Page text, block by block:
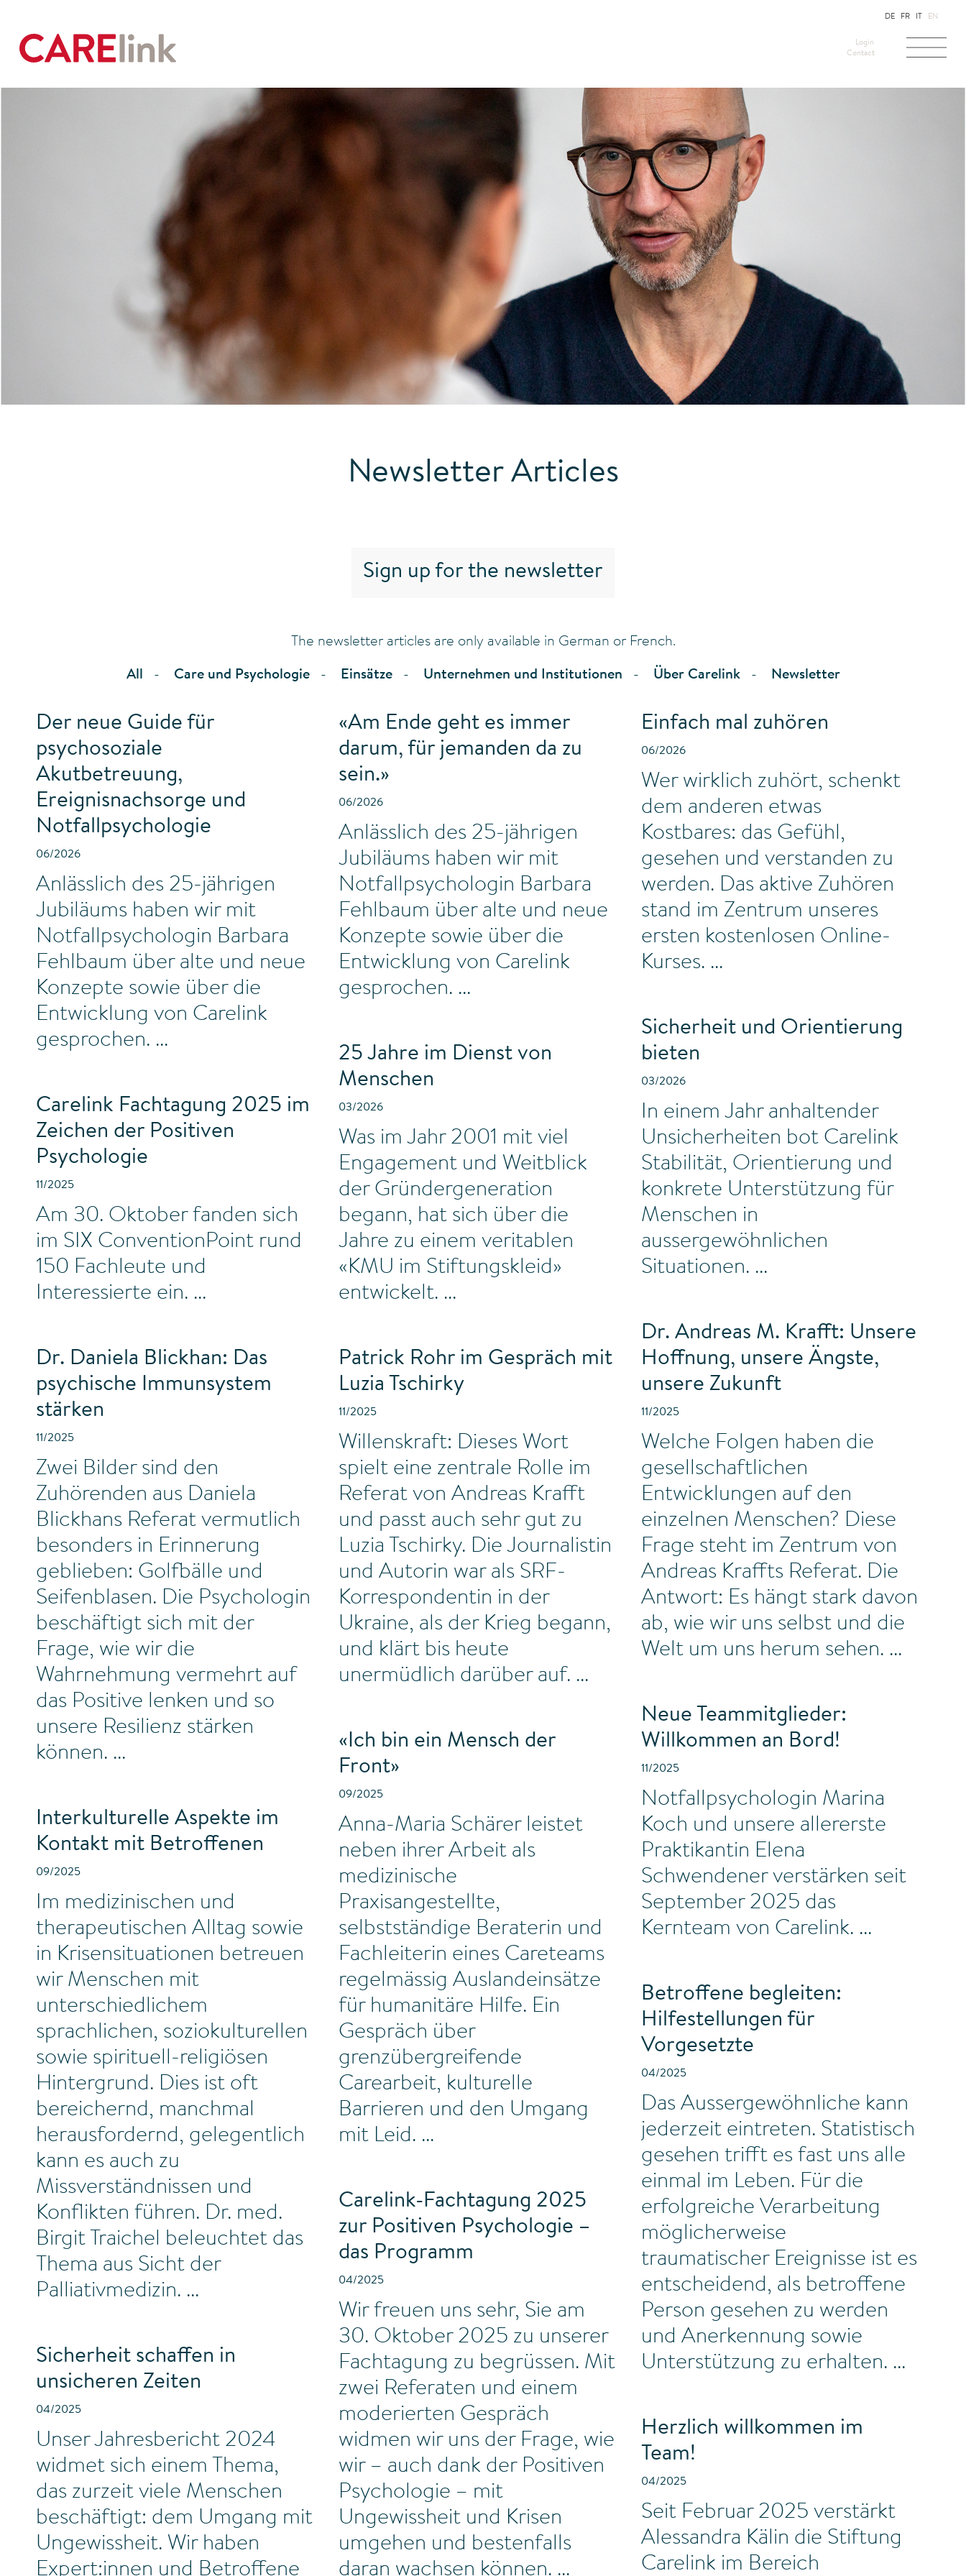
Login
Contact
DE FR EN
Newsletter Articles
Sign up for the newsletter
The newsletter articles are only available in German or French.
All Care und Psychologie Einsätze Unternehmen und Institutionen Über Carelink Newsletter
Der neue Guide für
psychosoziale
Akutbetreuung,
Ereignisnachsorge und
Notfallpsychologie
Anlässlich des 25-jährigen
Jubiläums haben wir mit
Notfallpsychologin Barbara
Fehlbaum über alte und neue
Konzepte sowie über die
Entwicklung von Carelink
gesprochen.
06/2026
«Am Ende geht es immer
darum, für jemanden da zu
sein.»
Anlässlich des 25-jährigen
Jubiläums haben wir mit
Notfallpsychologin Barbara
Fehlbaum über alte und neue
Konzepte sowie über die
Entwicklung von Carelink
gesprochen.
06/2026
Einfach mal zuhören
Wer wirklich zuhört, schenkt
dem anderen etwas
Kostbares: das Gefühl,
gesehen und verstanden zu
werden. Das aktive Zuhören
stand im Zentrum unseres
ersten kostenlosen Online-
Kurses.
06/2026
Sicherheit und Orientierung
bieten
In einem Jahr anhaltender
Unsicherheiten bot Carelink
Stabilität, Orientierung und
konkrete Unterstützung für
Menschen in
aussergewöhnlichen
Situationen.
03/2026
25 Jahre im Dienst von
Menschen
Was im Jahr 2001 mit viel
Engagement und Weitblick
der Gründergeneration
begann, hat sich über die
Jahre zu einem veritablen
«KMU im Stiftungskleid»
entwickelt.
03/2026
Carelink Fachtagung 2025 im
Zeichen der Positiven
Psychologie
Am 30. Oktober fanden sich
im SIX ConventionPoint rund
150 Fachleute und
Interessierte ein.
11/2025
Dr. Andreas M. Krafft: Unsere
Hoffnung, unsere Ängste,
unsere Zukunft
Welche Folgen haben die
gesellschaftlichen
Entwicklungen auf den
einzelnen Menschen? Diese
Frage steht im Zentrum von
Andreas Kraffts Referat. Die
Antwort: Es hängt stark davon
ab, wie wir uns selbst und die
Welt um uns herum sehen.
11/2025
Dr. Daniela Blickhan: Das
psychische Immunsystem
stärken
Zwei Bilder sind den
Zuhörenden aus Daniela
Blickhans Referat vermutlich
besonders in Erinnerung
geblieben: Golfbälle und
Seifenblasen. Die Psychologin
beschäftigt sich mit der
Frage, wie wir die
Wahrnehmung vermehrt auf
das Positive lenken und so
unsere Resilienz stärken
können.
11/2025
Patrick Rohr im Gespräch mit
Luzia Tschirky
Willenskraft: Dieses Wort
spielt eine zentrale Rolle im
Referat von Andreas Krafft
und passt auch sehr gut zu
Luzia Tschirky. Die Journalistin
und Autorin war als SRF-
Korrespondentin in der
Ukraine, als der Krieg begann,
und klärt bis heute
unermüdlich darüber auf.
11/2025
Neue Teammitglieder:
Willkommen an Bord!
Notfallpsychologin Marina
Koch und unsere allererste
Praktikantin Elena
Schwendener verstärken seit
September 2025 das
Kernteam von Carelink.
11/2025
«Ich bin ein Mensch der
Front»
Anna-Maria Schärer leistet
neben ihrer Arbeit als
medizinische
Praxisangestellte,
selbstständige Beraterin und
Fachleiterin eines Careteams
regelmässig Auslandeinsätze
für humanitäre Hilfe. Ein
Gespräch über
grenzübergreifende
Carearbeit, kulturelle
Barrieren und den Umgang
mit Leid.
09/2025
Interkulturelle Aspekte im
Kontakt mit Betroffenen
Im medizinischen und
therapeutischen Alltag sowie
in Krisensituationen betreuen
wir Menschen mit
unterschiedlichem
sprachlichen, soziokulturellen
sowie spirituell-religiösen
Hintergrund. Dies ist oft
bereichernd, manchmal
herausfordernd, gelegentlich
kann es auch zu
Missverständnissen und
Konflikten führen. Dr. med.
Birgit Traichel beleuchtet das
Thema aus Sicht der
Palliativmedizin.
09/2025
Betroffene begleiten:
Hilfestellungen für
Vorgesetzte
Das Aussergewöhnliche kann
jederzeit eintreten. Statistisch
gesehen trifft es fast uns alle
einmal im Leben. Für die
erfolgreiche Verarbeitung
möglicherweise
traumatischer Ereignisse ist es
entscheidend, als betroffene
Person gesehen zu werden
und Anerkennung sowie
Unterstützung zu erhalten.
04/2025
Carelink-Fachtagung 2025
zur Positiven Psychologie –
das Programm
Wir freuen uns sehr, Sie am
30. Oktober 2025 zu unserer
Fachtagung zu begrüssen. Mit
zwei Referaten und einem
moderierten Gespräch
widmen wir uns der Frage, wie
wir – auch dank der Positiven
Psychologie – mit
Ungewissheit und Krisen
umgehen und bestenfalls
daran wachsen können.
04/2025
Sicherheit schaffen in
unsicheren Zeiten
Unser Jahresbericht 2024
widmet sich einem Thema,
das zurzeit viele Menschen
beschäftigt: dem Umgang mit
Ungewissheit. Wir haben
Expert:innen und Betroffene
04/2025
Herzlich willkommen im
Team!
Seit Februar 2025 verstärkt
Alessandra Kälin die Stiftung
Carelink im Bereich
04/2025